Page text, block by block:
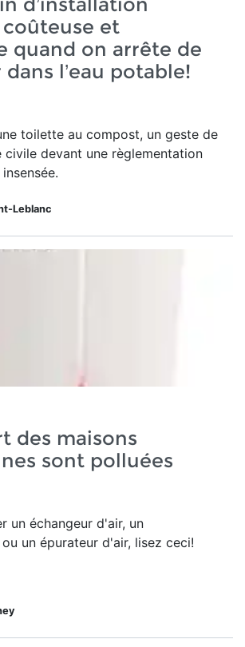
et
quand on arrête de
l’eau potable!
toilette au compost, un geste de
civile devant une règlementation
Leblanc
des maisons
sont polluées
un échangeur d'air, un
un épurateur d'air, lisez ceci!